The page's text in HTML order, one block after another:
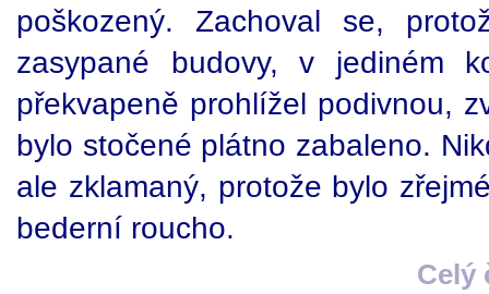
poškozený. Zachoval se,
zasypané budovy, v jediném
překvapeně prohlížel podivnou,
bylo stočené plátno zabaleno.
ale zklamaný, protože bylo
bederní roucho.
Celý